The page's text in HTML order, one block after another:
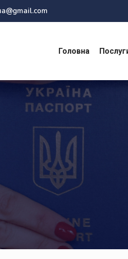
Головна